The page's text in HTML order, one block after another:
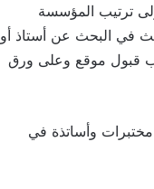
ترتيب المؤسسة
في البحث عن أستاذ أو
قبول موقع وعلى ورق
مختبرات وأساتذة في